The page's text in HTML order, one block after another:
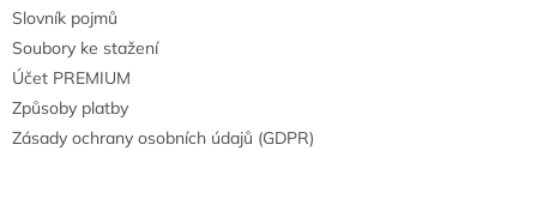
Slovník pojmů
Soubory ke stažení
Účet PREMIUM
Způsoby platby
Zásady ochrany osobních údajů (GDPR)